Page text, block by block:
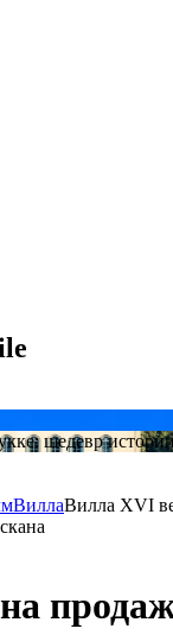
ВиллаВилла XVI